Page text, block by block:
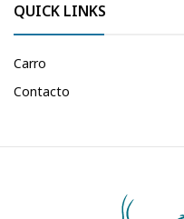
QUICK LINKS
Carro
Contacto